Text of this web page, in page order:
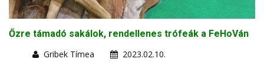
Őzre támadó sakálok, rendellenes trófeák a FeHoVán
Gribek Tímea
2023.02.10.